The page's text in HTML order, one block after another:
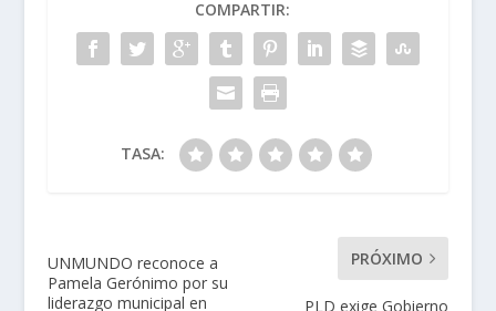
COMPARTIR:
TASA:
UNMUNDO reconoce a
Pamela Gerónimo por su
liderazgo municipal en
PRÓXIMO
PLD exige Gobierno